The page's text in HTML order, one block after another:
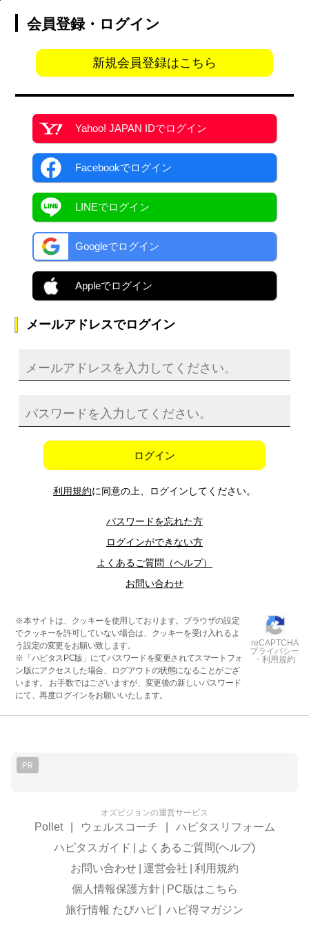
会員登録・ログイン
新規会員登録はこちら
Yahoo! JAPAN IDでログイン
Facebookでログイン
LINEでログイン
Googleでログイン
Appleでログイン
メールアドレスでログイン
ログイン
利用規約に同意の上、ログインしてください。
パスワードを忘れた方
ログインができない方
よくあるご質問（ヘルプ）
お問い合わせ
※本サイトは、クッキーを使用しております。ブラウザの設定
でクッキーを許可していない場合は、クッキーを受け入れるよ
う設定の変更をお願い致します。
※「ハピタスPC版」にてパスワードを変更されてスマートフォ
ン版にアクセスした場合、ログアウトの状態になることがござ
います。 お手数ではございますが、変更後の新しいパスワード
にて、再度ログインをお願いいたします。
reCAPTCHA
プライバシー
・利用規約
PR
オズビジョンの運営サービス
Pollet ウェルスコーチ
ハピタスリフォーム
ハピタスガイド
よくあるご質問(ヘルプ)
お問い合わせ 運営会社
利用規約
個人情報保護方針
PC版はこちら
旅行情報 たびハピ
ハピ得マガジン